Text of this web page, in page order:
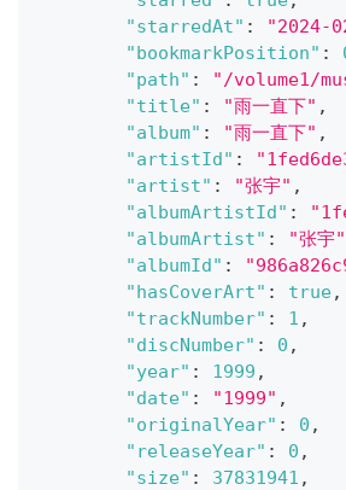
"starredAt" :
"2024-
"bookmarkPosition" :
"path" :
"/volume1/
"title" : "雨一直下" ,
"album" : "雨一直下" ,
"artistId" :
"artist" : "张宇" ,
"albumArtistId" :
"albumArtist" : "张宇"
"albumId" :
"hasCoverArt" : true,
"trackNumber" : 1 ,
"discNumber" : 0 ,
"year" : 1999 ,
"date" : "1999" ,
"originalYear" : 0 ,
"releaseYear" : 0 ,
"size" : 37831941 ,